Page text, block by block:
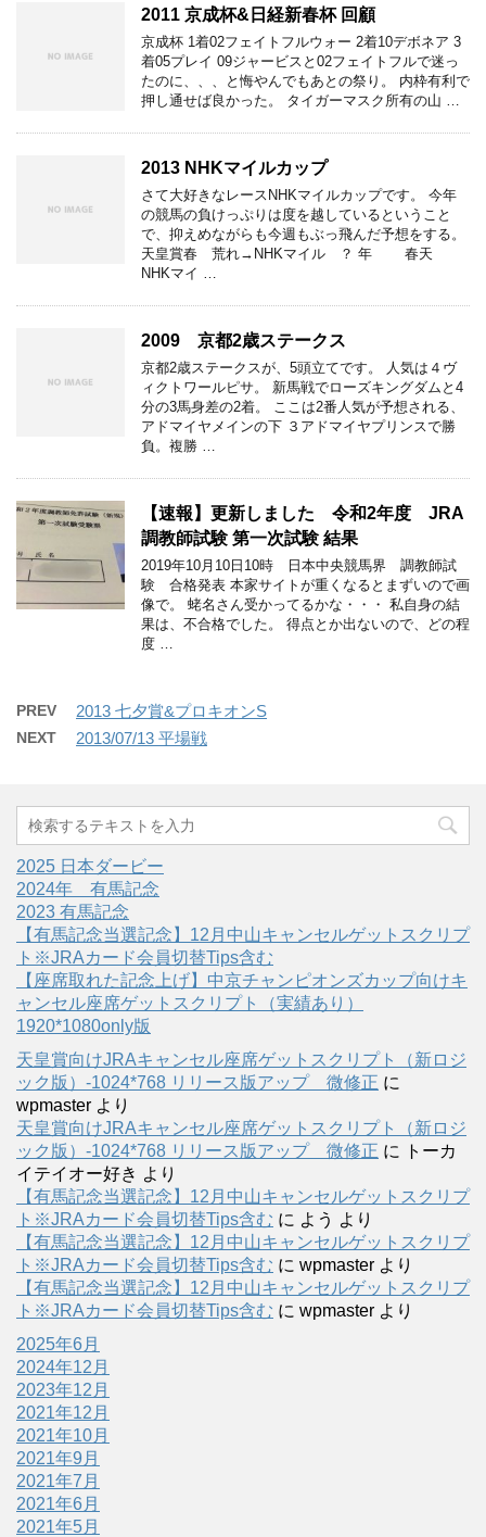
2011 京成杯&日経新春杯 回顧
京成杯 1着02フェイトフルウォー 2着10デボネア 3
着05プレイ 09ジャービスと02フェイトフルで迷っ
たのに、、、と悔やんでもあとの祭り。 内枠有利で
押し通せば良かった。 タイガーマスク所有の山 …
2013 NHKマイルカップ
さて大好きなレースNHKマイルカップです。 今年
の競馬の負けっぷりは度を越しているということ
で、抑えめながらも今週もぶっ飛んだ予想をする。
天皇賞春 荒れ→NHKマイル ？ 年 春天
NHKマイ …
2009 京都2歳ステークス
京都2歳ステークスが、5頭立てです。 人気は４ヴ
ィクトワールピサ。 新馬戦でローズキングダムと4
分の3馬身差の2着。 ここは2番人気が予想される、
アドマイヤメインの下 ３アドマイヤプリンスで勝
負。複勝 …
【速報】更新しました 令和2年度 JRA
調教師試験 第一次試験 結果
2019年10月10日10時 日本中央競馬界 調教師試
験 合格発表 本家サイトが重くなるとまずいので画
像で。 蛯名さん受かってるかな・・・ 私自身の結
果は、不合格でした。 得点とか出ないので、どの程
度 …
PREV 2013 七夕賞&プロキオンS
NEXT 2013/07/13 平場戦
2025 日本ダービー
2024年 有馬記念
2023 有馬記念
【有馬記念当選記念】12月中山キャンセルゲットスクリプ
ト※JRAカード会員切替Tips含む
【座席取れた記念上げ】中京チャンピオンズカップ向けキ
ャンセル座席ゲットスクリプト（実績あり）
1920*1080only版
天皇賞向けJRAキャンセル座席ゲットスクリプト（新ロジ
ック版）-1024*768 リリース版アップ 微修正 に
wpmaster より
天皇賞向けJRAキャンセル座席ゲットスクリプト（新ロジ
ック版）-1024*768 リリース版アップ 微修正 に
トーカ
イテイオー好き より
【有馬記念当選記念】12月中山キャンセルゲットスクリプ
ト※JRAカード会員切替Tips含む に よう より
【有馬記念当選記念】12月中山キャンセルゲットスクリプ
ト※JRAカード会員切替Tips含む に wpmaster より
【有馬記念当選記念】12月中山キャンセルゲットスクリプ
ト※JRAカード会員切替Tips含む に wpmaster より
2025年6月
2024年12月
2023年12月
2021年12月
2021年10月
2021年9月
2021年7月
2021年6月
2021年5月